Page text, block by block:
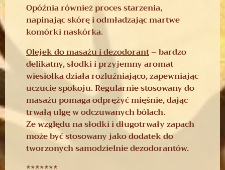
Opóźnia również proces starzenia,
napinając skórę i odmładzając martwe
komórki naskórka.
Olejek do masażu i dezodorant– bardzo
delikatny, słodki i przyjemny aromat
wiesiołka działa rozluźniająco, zapewniając
uczucie spokoju. Regularnie stosowany do
masażu pomaga odprężyć mięśnie, dając
trwałą ulgę w odczuwanych bólach.
Ze względu na słodki i długotrwały zapach
może być stosowany jako dodatek do
tworzonych samodzielnie dezodorantów.